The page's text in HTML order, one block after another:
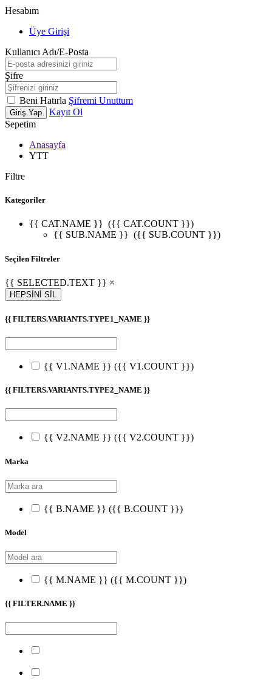
Hesabım
Üye Girişi
Kullanıcı Adı/E-Posta
Şifre
Beni Hatırla Şifremi Unuttum
Giriş Yap
Kayıt Ol
Sepetim
Anasayfa
YTT
Filtre
Kategoriler
{{ CAT.NAME }} ({{ CAT.COUNT }})
{{ SUB.NAME }} ({{ SUB.COUNT }})
Seçilen Filtreler
{{ SELECTED.TEXT }} ×
HEPSİNİ SİL
{{ FILTERS.VARIANTS.TYPE1_NAME }}
{{ V1.NAME }} ({{ V1.COUNT }})
{{ FILTERS.VARIANTS.TYPE2_NAME }}
{{ V2.NAME }} ({{ V2.COUNT }})
Marka
{{ B.NAME }} ({{ B.COUNT }})
Model
{{ M.NAME }} ({{ M.COUNT }})
{{ FILTER.NAME }}